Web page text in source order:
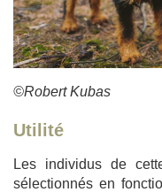
©Robert Kubas
Utilité
Les individus de
sélectionnés en